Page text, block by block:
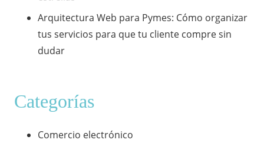
​Arquitectura Web para Pymes: Cómo organizar
tus servicios para que tu cliente compre sin
dudar
Categorías
Comercio electrónico